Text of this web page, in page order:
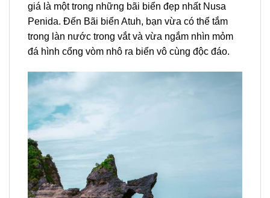
giá là một trong những bãi biển đẹp nhất Nusa
Penida. Đến Bãi biển Atuh, bạn vừa có thể tắm
trong làn nước trong vắt và vừa ngắm nhìn mỏm
đá hình cổng vòm nhô ra biển vô cùng độc đáo.